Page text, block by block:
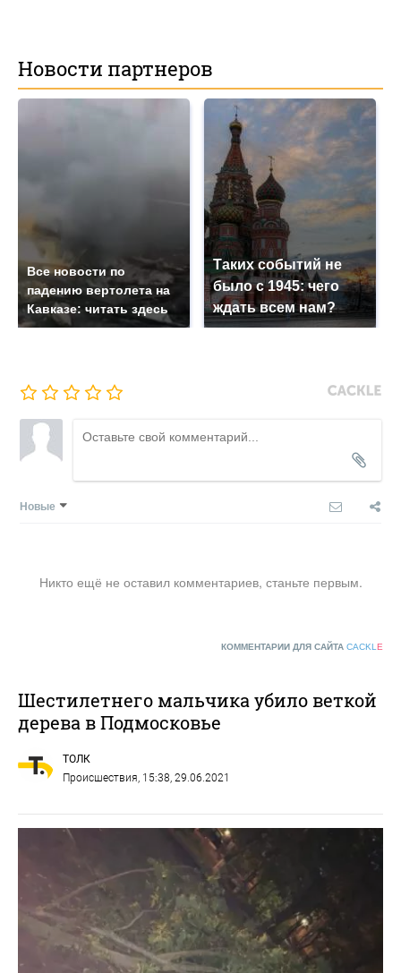
Новости партнеров
Все новости по
падению вертолета на
Кавказе: читать здесь
Таких событий не
было с 1945: чего
ждать всем нам?
Новые
Никто ещё не оставил комментариев, станьте первым.
КОММЕНТАРИИ ДЛЯ САЙТА CACKL E
Шестилетнего мальчика убило веткой
дерева в Подмосковье
ТОЛК
Происшествия , 15:38, 29.06.2021